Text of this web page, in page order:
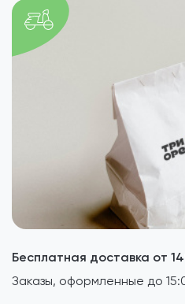
Бесплатная доставка от
Заказы, оформленные до